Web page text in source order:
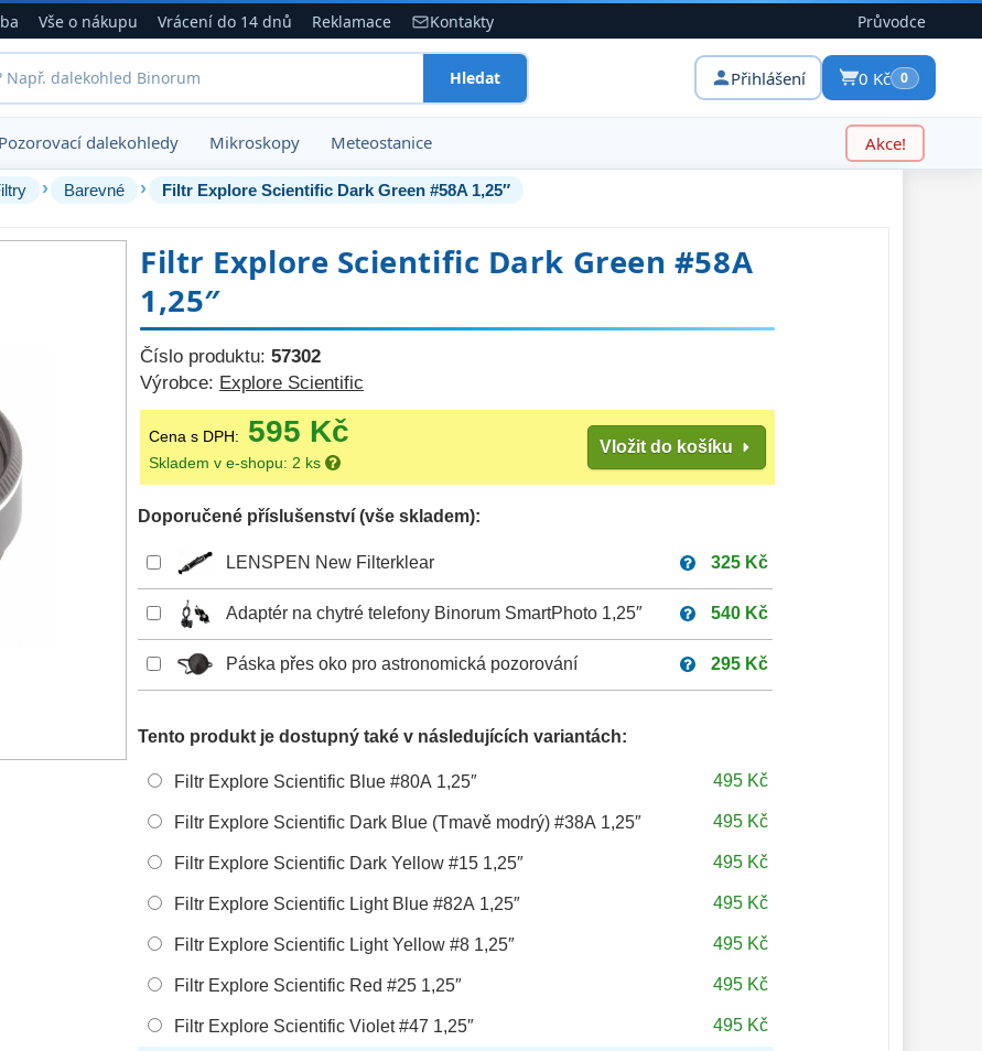
Vše o nákupu Vrácení do 14 dnů Reklamace Kontakty Průvodce
Hledat Přihlášení 0 Kč 0
Pozorovací dalekohledy Mikroskopy Meteostanice Akce!
› Barevné › Filtr Explore Scientific Dark Green #58A 1,25″
Filtr Explore Scientific Dark Green #58A
1,25″
Číslo produktu: 57302
Výrobce: Explore Scientific
Cena s DPH: 595 Kč
Skladem v e-shopu: 2 ks
Vložit do košíku
Doporučené příslušenství (vše skladem):
LENSPEN New Filterklear 325 Kč
Adaptér na chytré telefony Binorum SmartPhoto 1,25″ 540 Kč
Páska přes oko pro astronomická pozorování 295 Kč
Tento produkt je dostupný také v následujících variantách:
Filtr Explore Scientific Blue #80A 1,25″ 495 Kč
Filtr Explore Scientific Dark Blue (Tmavě modrý) #38A 1,25″ 495 Kč
Filtr Explore Scientific Dark Yellow #15 1,25″ 495 Kč
Filtr Explore Scientific Light Blue #82A 1,25″ 495 Kč
Filtr Explore Scientific Light Yellow #8 1,25″ 495 Kč
Filtr Explore Scientific Red #25 1,25″ 495 Kč
Filtr Explore Scientific Violet #47 1,25″ 495 Kč